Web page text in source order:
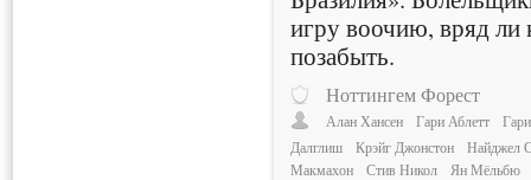
игру воочию, вряд ли
позабыть.
Ноттингем Форест
Алан Хансен Гари Аблетт
Далглиш
Крэйг Джонстон
Найджел
Макмахон
Стив Никол Ян Мёльбю